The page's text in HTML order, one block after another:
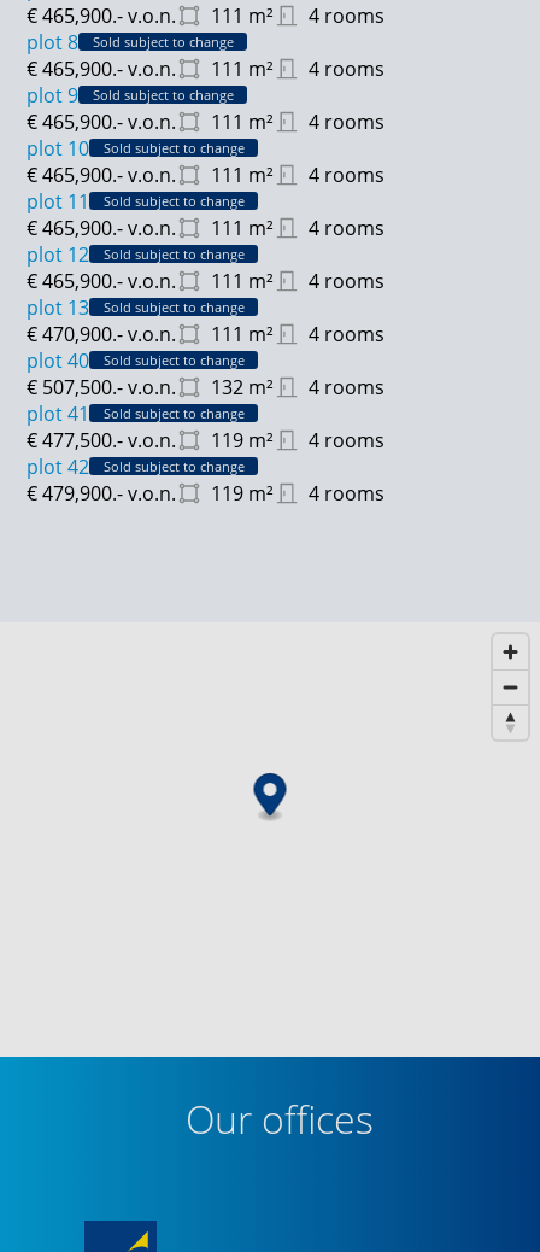
111 m² 4 rooms
€ 465,900.-v.o.n.
plot 8
Sold subject to change
111 m² 4 rooms
€ 465,900.-v.o.n.
plot 9
Sold subject to change
111 m² 4 rooms
€ 465,900.-v.o.n.
plot 10
Sold subject to change
111 m² 4 rooms
€ 465,900.-v.o.n.
plot 11
Sold subject to change
111 m² 4 rooms
€ 465,900.-v.o.n.
plot 12
Sold subject to change
111 m² 4 rooms
€ 465,900.-v.o.n.
plot 13
Sold subject to change
111 m² 4 rooms
€ 470,900.-v.o.n.
plot 40
Sold subject to change
132 m² 4 rooms
€ 507,500.-v.o.n.
plot 41
Sold subject to change
119 m² 4 rooms
€ 477,500.-v.o.n.
plot 42
Sold subject to change
119 m² 4 rooms
€ 479,900.-v.o.n.
Our offices